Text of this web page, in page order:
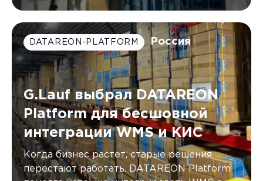
контур был создан с помощью DATAREON
DATAREON-PLATFORM Россия
G.Lauf выбрал DATAREON
Platform для бесшовной
интеграции WMS и КИС
Когда бизнес растет, старые решения
перестают работать. DATAREON Platform